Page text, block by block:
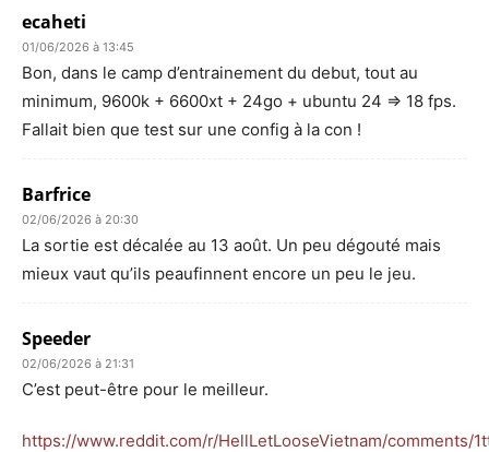
ecaheti
01/06/2026 à 13:45
Bon, dans le camp d’entrainement du debut, tout au
minimum, 9600k + 6600xt + 24go + ubuntu 24 => 18 fps.
Fallait bien que test sur une config à la con !
Barfrice
02/06/2026 à 20:30
La sortie est décalée au 13 août. Un peu dégouté mais
mieux vaut qu’ils peaufinnent encore un peu le jeu.
Speeder
02/06/2026 à 21:31
C’est peut-être pour le meilleur.
https://www.reddit.com/r/HellLetLooseVietnam/comments/